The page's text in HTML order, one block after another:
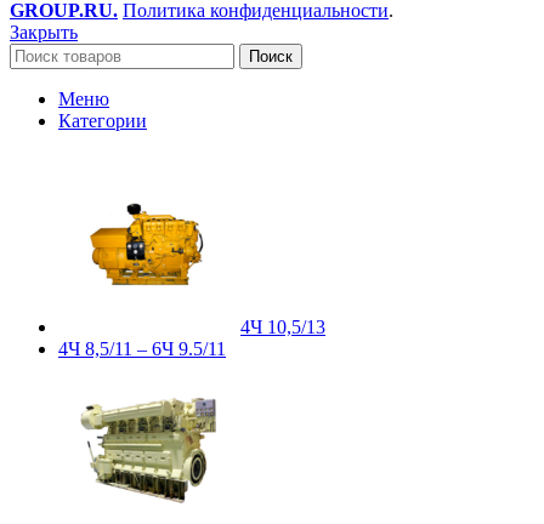
GROUP.RU. Политика конфиденциальности.
Закрыть
Поиск
Меню
Категории
4Ч 10,5/13
4Ч 8,5/11 – 6Ч 9.5/11